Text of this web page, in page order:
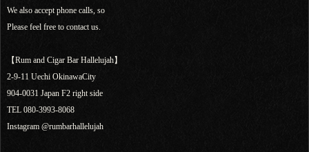
We also accept phone calls, so
Please feel free to contact us.
【Rum and Cigar Bar Hallelujah】
2-9-11 Uechi OkinawaCity
904-0031 Japan F2 right side
TEL 080-3993-8068
Instagram @rumbarhallelujah